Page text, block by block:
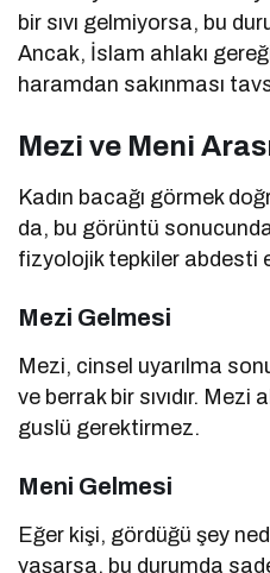
bir sıvı gelmiyorsa, bu
Ancak, İslam ahlakı
haramdan sakınması
Mezi ve Meni
Kadın bacağı görmek
da, bu görüntü
fizyolojik tepkiler abdesti
Mezi Gelmesi
Mezi, cinsel uyarılma
ve berrak bir sıvıdır.
guslü gerektirmez.
Meni Gelmesi
Eğer kişi, gördüğü şey
yaşarsa, bu durumda